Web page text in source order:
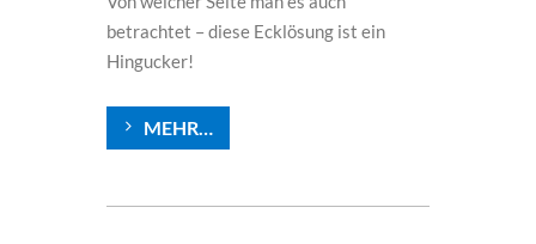
betrachtet – diese Ecklösung ist ein
Hingucker!
MEHR…